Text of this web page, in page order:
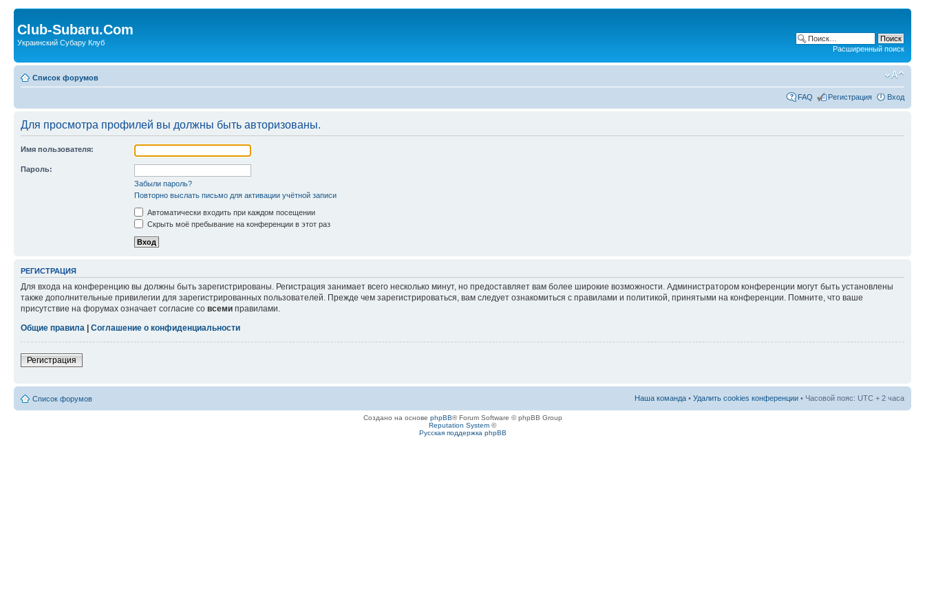
Club-Subaru.Com
Украинский Субару Клуб
Расширенный поиск
Список форумов
FAQ Регистрация Вход
Для просмотра профилей вы должны быть авторизованы.
Имя пользователя:
Пароль:
Забыли пароль?
Повторно выслать письмо для активации учётной записи
Автоматически входить при каждом посещении
Скрыть моё пребывание на конференции в этот раз
РЕГИСТРАЦИЯ
Для входа на конференцию вы должны быть зарегистрированы. Регистрация занимает всего несколько минут, но предоставляет вам более широкие возможности. Администратором конференции могут быть установлены
также дополнительные привилегии для зарегистрированных пользователей. Прежде чем зарегистрироваться, вам следует ознакомиться с правилами и политикой, принятыми на конференции. Помните, что ваше
присутствие на форумах означает согласие со всеми правилами.
Общие правила
Соглашение о конфиденциальности
Регистрация
Список форумов Наша команда • Удалить cookies конференции • Часовой пояс: UTC + 2 часа
Создано на основе phpBB® Forum Software © phpBB Group
Reputation System ©
Русская поддержка phpBB